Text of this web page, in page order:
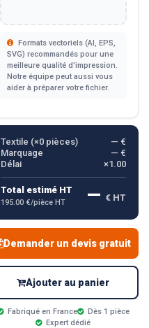
Formats vectoriels (AI, EPS,
SVG) recommandés pour une
meilleure qualité d'impression.
Notre équipe peut aussi vous
aider à préparer votre fichier.
Textile (×0pièces)
— €
Marquage
— €
Délai
×1.00
Total estimé HT
195.00 €/pièce HT — € HT
Demander un devis gratuit
Ajouter au panier
Fabriqué en France
Dès 1 pièce
Expert dédié